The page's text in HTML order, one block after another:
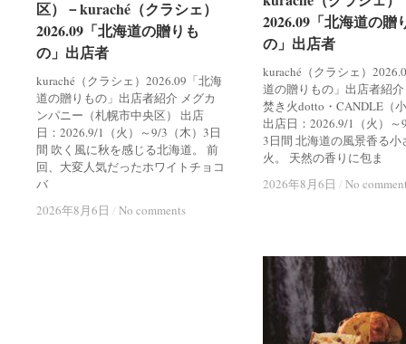
2026.09「北海道の贈
の」出店者
kuraché（クラシェ）
道の贈りもの」出店者紹
焚き火dotto・CANDLE（
出店日：2026.9/1（火）～
3日間 北海道の風景香る小
火。 天然の香りに包ま
2026年8月6日 / No
2026.09「北海道の贈
の」出店者
2026年8月6日 / No
区）－kuraché（クラシェ）
2026.09「北海道の贈りも
の」出店者
kuraché（クラシェ）2026.09「北海
道の贈りもの」出店者紹介 メグカ
ンパニー（札幌市中央区） 出店
日：2026.9/1（火）～9/3（木）3日
間 吹く風に秋を感じる北海道。 前
回、大変人気だったホワイトチョコ
バ
2026年8月6日 / No comments
区）－kuraché（クラシェ）
2026.09「北海道の贈りも
の」出店者
2026年8月6日 / No comments